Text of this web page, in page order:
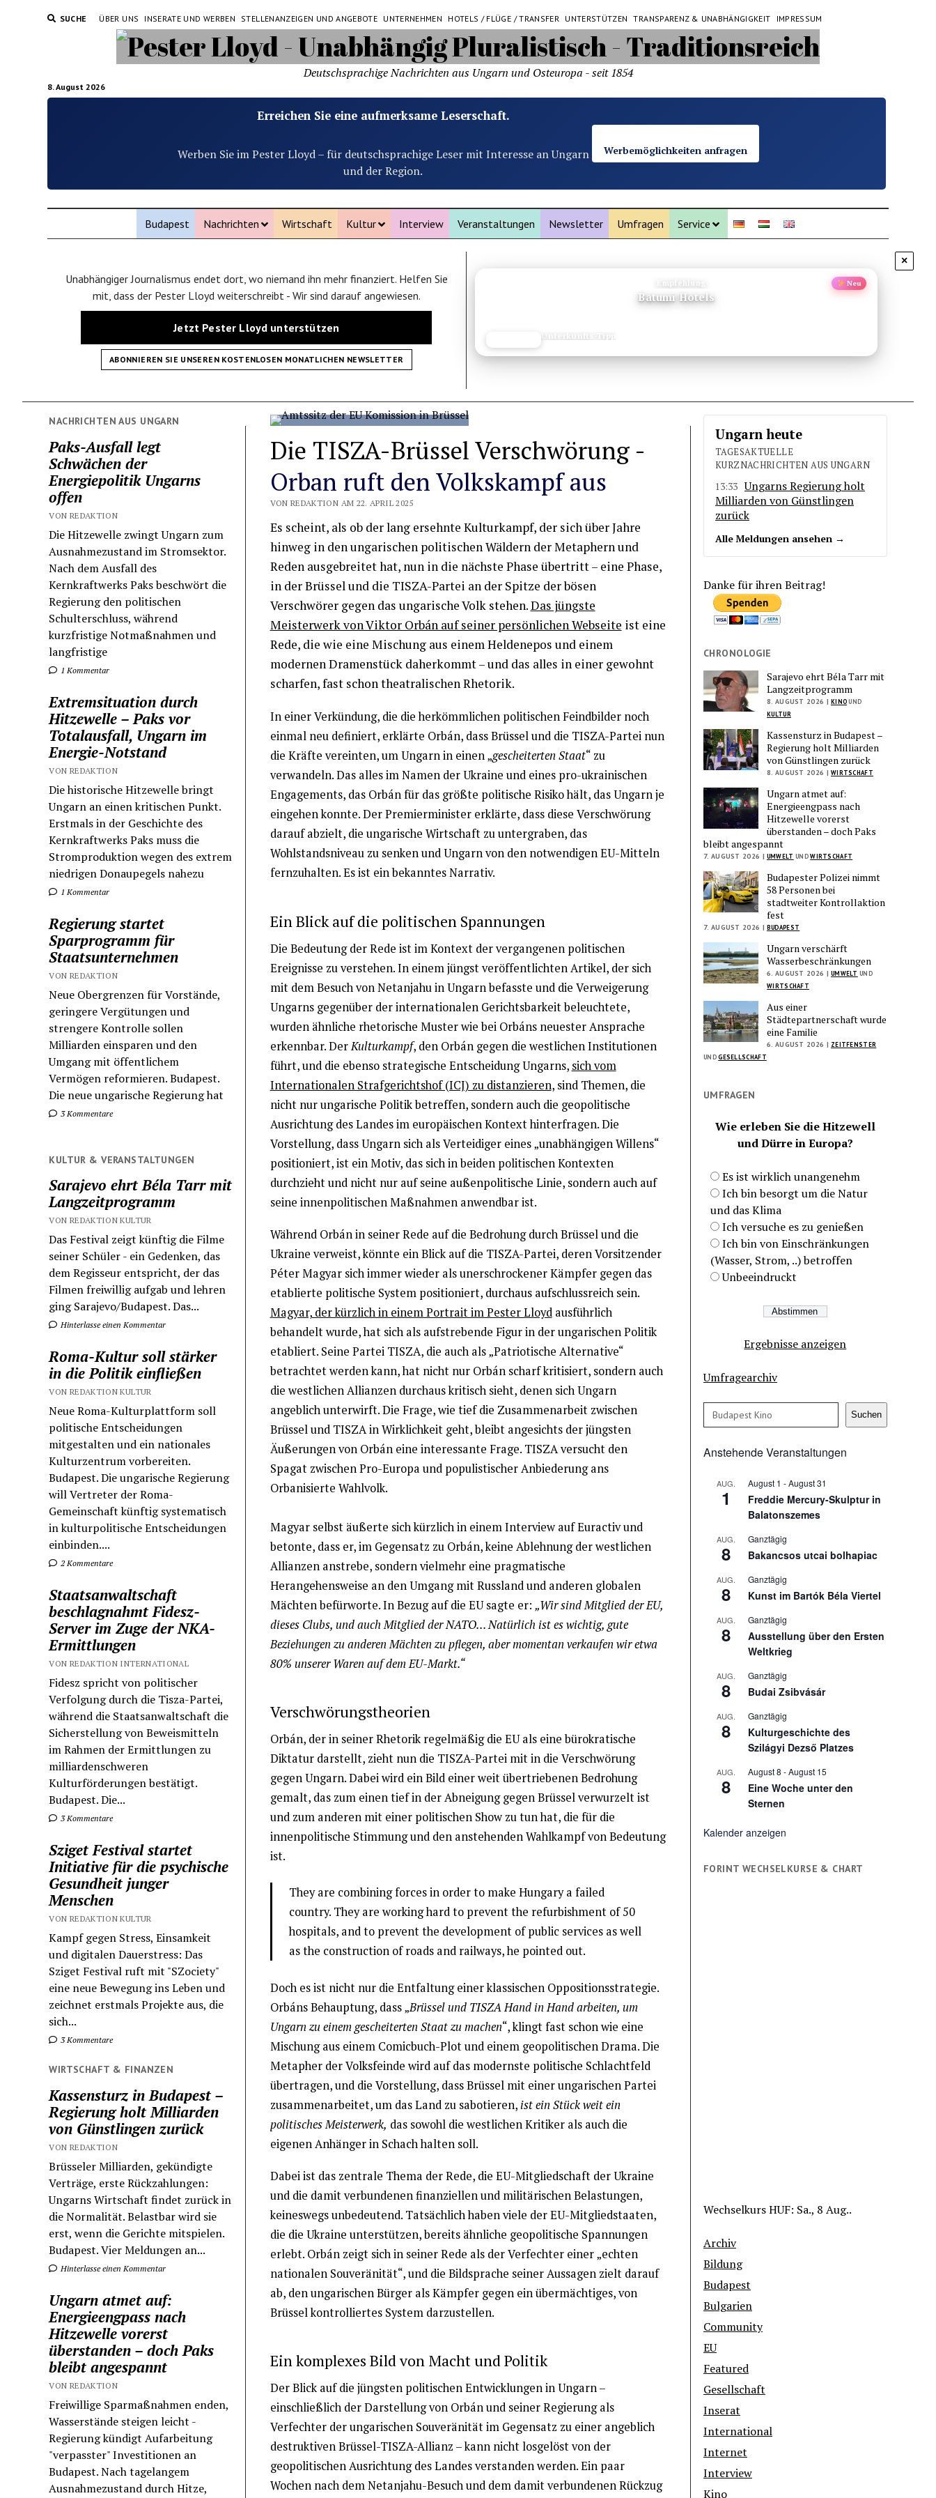
SUCHE ÜBER UNS INSERATE UND WERBEN STELLENANZEIGEN UND ANGEBOTE UNTERNEHMEN HOTELS / FLÜGE / TRANSFER UNTERSTÜTZEN TRANSPARENZ & UNABHÄNGIGKEIT IMPRESSUM
8. August 2026
Deutschsprachige Nachrichten aus Ungarn und Osteuropa - seit 1854
Erreichen Sie eine aufmerksame Leserschaft.
Werben Sie im Pester Lloyd – für deutschsprachige Leser mit Interesse an Ungarn
und der Region.
Werbemöglichkeiten anfragen
Budapest Nachrichten Wirtschaft Kultur Interview Veranstaltungen Newsletter Umfragen Service
×
Unabhängiger Journalismus endet dort, wo niemand ihn mehr finanziert. Helfen Sie
mit, dass der Pester Lloyd weiterschreibt - Wir sind darauf angewiesen.
Jetzt Pester Lloyd unterstützen
ABONNIEREN SIE UNSEREN KOSTENLOSEN MONATLICHEN NEWSLETTER
Empfehlung Neu
Leichte Wanderschuhe Herren
Ausrüstungs-Test
NACHRICHTEN AUS UNGARN
Paks-Ausfall legt
Schwächen der
Energiepolitik Ungarns
offen
VON REDAKTION
Die Hitzewelle zwingt Ungarn zum
Ausnahmezustand im Stromsektor.
Nach dem Ausfall des
Kernkraftwerks Paks beschwört die
Regierung den politischen
Schulterschluss, während
kurzfristige Notmaßnahmen und
langfristige
1 Kommentar
Extremsituation durch
Hitzewelle – Paks vor
Totalausfall, Ungarn im
Energie-Notstand
VON REDAKTION
Die historische Hitzewelle bringt
Ungarn an einen kritischen Punkt.
Erstmals in der Geschichte des
Kernkraftwerks Paks muss die
Stromproduktion wegen des extrem
niedrigen Donaupegels nahezu
1 Kommentar
Regierung startet
Sparprogramm für
Staatsunternehmen
VON REDAKTION
Neue Obergrenzen für Vorstände,
geringere Vergütungen und
strengere Kontrolle sollen
Milliarden einsparen und den
Umgang mit öffentlichem
Vermögen reformieren. Budapest.
Die neue ungarische Regierung hat
3 Kommentare
KULTUR & VERANSTALTUNGEN
Sarajevo ehrt Béla Tarr mit
Langzeitprogramm
VON REDAKTION KULTUR
Das Festival zeigt künftig die Filme
seiner Schüler - ein Gedenken, das
dem Regisseur entspricht, der das
Filmen freiwillig aufgab und lehren
ging Sarajevo/Budapest. Das...
Hinterlasse einen Kommentar
Roma-Kultur soll stärker
in die Politik einfließen
VON REDAKTION KULTUR
Neue Roma-Kulturplattform soll
politische Entscheidungen
mitgestalten und ein nationales
Kulturzentrum vorbereiten.
Budapest. Die ungarische Regierung
will Vertreter der Roma-
Gemeinschaft künftig systematisch
in kulturpolitische Entscheidungen
einbinden....
2 Kommentare
Staatsanwaltschaft
beschlagnahmt Fidesz-
Server im Zuge der NKA-
Ermittlungen
VON REDAKTION INTERNATIONAL
Fidesz spricht von politischer
Verfolgung durch die Tisza-Partei,
während die Staatsanwaltschaft die
Sicherstellung von Beweismitteln
im Rahmen der Ermittlungen zu
milliardenschweren
Kulturförderungen bestätigt.
Budapest. Die...
3 Kommentare
Sziget Festival startet
Initiative für die psychische
Gesundheit junger
Menschen
VON REDAKTION KULTUR
Kampf gegen Stress, Einsamkeit
und digitalen Dauerstress: Das
Sziget Festival ruft mit "SZociety"
eine neue Bewegung ins Leben und
zeichnet erstmals Projekte aus, die
sich...
3 Kommentare
WIRTSCHAFT & FINANZEN
Kassensturz in Budapest –
Regierung holt Milliarden
von Günstlingen zurück
VON REDAKTION
Brüsseler Milliarden, gekündigte
Verträge, erste Rückzahlungen:
Ungarns Wirtschaft findet zurück in
die Normalität. Belastbar wird sie
erst, wenn die Gerichte mitspielen.
Budapest. Vier Meldungen an...
Hinterlasse einen Kommentar
Ungarn atmet auf:
Energieengpass nach
Hitzewelle vorerst
überstanden – doch Paks
bleibt angespannt
VON REDAKTION
Freiwillige Sparmaßnahmen enden,
Wasserstände steigen leicht -
Regierung kündigt Aufarbeitung
"verpasster" Investitionen an
Budapest. Nach tagelangem
Ausnahmezustand durch Hitze,
Die TISZA-Brüssel Verschwörung -
Orban ruft den Volkskampf aus
VON REDAKTION AM 22. APRIL 2025
Es scheint, als ob der lang ersehnte Kulturkampf, der sich über Jahre
hinweg in den ungarischen politischen Wäldern der Metaphern und
Reden ausgebreitet hat, nun in die nächste Phase übertritt – eine Phase,
in der Brüssel und die TISZA-Partei an der Spitze der bösen
Verschwörer gegen das ungarische Volk stehen.Das jüngste
Meisterwerk von Viktor Orbán auf seiner persönlichen Webseite ist eine
Rede, die wie eine Mischung aus einem Heldenepos und einem
modernen Dramenstück daherkommt – und das alles in einer gewohnt
scharfen, fast schon theatralischen Rhetorik.
In einer Verkündung, die die herkömmlichen politischen Feindbilder noch
einmal neu definiert, erklärte Orbán, dass Brüssel und die TISZA-Partei nun
die Kräfte vereinten, um Ungarn in einen „gescheiterten Staat“ zu
verwandeln. Das alles im Namen der Ukraine und eines pro-ukrainischen
Engagements, das Orbán für das größte politische Risiko hält, das Ungarn je
eingehen konnte. Der Premierminister erklärte, dass diese Verschwörung
darauf abzielt, die ungarische Wirtschaft zu untergraben, das
Wohlstandsniveau zu senken und Ungarn von den notwendigen EU-Mitteln
fernzuhalten. Es ist ein bekanntes Narrativ.
Ein Blick auf die politischen Spannungen
Die Bedeutung der Rede ist im Kontext der vergangenen politischen
Ereignisse zu verstehen. In einem jüngst veröffentlichten Artikel, der sich
mit dem Besuch von Netanjahu in Ungarn befasste und die Verweigerung
Ungarns gegenüber der internationalen Gerichtsbarkeit beleuchtete,
wurden ähnliche rhetorische Muster wie bei Orbáns neuester Ansprache
erkennbar. DerKulturkampf, den Orbán gegen die westlichen Institutionen
führt, und die ebenso strategische Entscheidung Ungarns, sich vom
Internationalen Strafgerichtshof (ICJ) zu distanzieren, sind Themen, die
nicht nur ungarische Politik betreffen, sondern auch die geopolitische
Ausrichtung des Landes im europäischen Kontext hinterfragen. Die
Vorstellung, dass Ungarn sich als Verteidiger eines „unabhängigen Willens“
positioniert, ist ein Motiv, das sich in beiden politischen Kontexten
durchzieht und nicht nur auf seine außenpolitische Linie, sondern auch auf
seine innenpolitischen Maßnahmen anwendbar ist.
Während Orbán in seiner Rede auf die Bedrohung durch Brüssel und die
Ukraine verweist, könnte ein Blick auf die TISZA-Partei, deren Vorsitzender
Péter Magyar sich immer wieder als unerschrockener Kämpfer gegen das
etablierte politische System positioniert, durchaus aufschlussreich sein.
Magyar, der kürzlich in einem Portrait im Pester Lloydausführlich
behandelt wurde, hat sich als aufstrebende Figur in der ungarischen Politik
etabliert. Seine Partei TISZA, die auch als „Patriotische Alternative“
betrachtet werden kann, hat nicht nur Orbán scharf kritisiert, sondern auch
die westlichen Allianzen durchaus kritisch sieht, denen sich Ungarn
angeblich unterwirft. Die Frage, wie tief die Zusammenarbeit zwischen
Brüssel und TISZA in Wirklichkeit geht, bleibt angesichts der jüngsten
Äußerungen von Orbán eine interessante Frage. TISZA versucht den
Spagat zwischen Pro-Europa und populistischer Anbiederung ans
Orbanisierte Wahlvolk.
Magyar selbst äußerte sich kürzlich in einem Interview auf Euractiv und
betonte, dass er, im Gegensatz zu Orbán, keine Ablehnung der westlichen
Allianzen anstrebe, sondern vielmehr eine pragmatische
Herangehensweise an den Umgang mit Russland und anderen globalen
Mächten befürworte. In Bezug auf die EU sagte er: „Wir sind Mitglied der EU,
dieses Clubs, und auch Mitglied der NATO… Natürlich ist es wichtig, gute
Beziehungen zu anderen Mächten zu pflegen, aber momentan verkaufen wir etwa
80% unserer Waren auf dem EU-Markt.“
Verschwörungstheorien
Orbán, der in seiner Rhetorik regelmäßig die EU als eine bürokratische
Diktatur darstellt, zieht nun die TISZA-Partei mit in die Verschwörung
gegen Ungarn. Dabei wird ein Bild einer weit übertriebenen Bedrohung
gemalt, das zum einen tief in der Abneigung gegen Brüssel verwurzelt ist
und zum anderen mit einer politischen Show zu tun hat, die für die
innenpolitische Stimmung und den anstehenden Wahlkampf von Bedeutung
ist.
They are combining forces in order to make Hungary a failed
country. They are working hard to prevent the refurbishment of 50
hospitals, and to prevent the development of public services as well
as the construction of roads and railways, he pointed out.
Doch es ist nicht nur die Entfaltung einer klassischen Oppositionsstrategie.
Orbáns Behauptung, dass „Brüssel und TISZA Hand in Hand arbeiten, um
Ungarn zu einem gescheiterten Staat zu machen“, klingt fast schon wie eine
Mischung aus einem Comicbuch-Plot und einem geopolitischen Drama. Die
Metapher der Volksfeinde wird auf das modernste politische Schlachtfeld
übertragen, und die Vorstellung, dass Brüssel mit einer ungarischen Partei
zusammenarbeitet, um das Land zu sabotieren, ist ein Stück weit ein
politisches Meisterwerk, das sowohl die westlichen Kritiker als auch die
eigenen Anhänger in Schach halten soll.
Dabei ist das zentrale Thema der Rede, die EU-Mitgliedschaft der Ukraine
und die damit verbundenen finanziellen und militärischen Belastungen,
keineswegs unbedeutend. Tatsächlich haben viele der EU-Mitgliedstaaten,
die die Ukraine unterstützen, bereits ähnliche geopolitische Spannungen
erlebt. Orbán zeigt sich in seiner Rede als der Verfechter einer „echten
nationalen Souveränität“, und die Bildsprache seiner Aussagen zielt darauf
ab, den ungarischen Bürger als Kämpfer gegen ein übermächtiges, von
Brüssel kontrolliertes System darzustellen.
Ein komplexes Bild von Macht und Politik
Der Blick auf die jüngsten politischen Entwicklungen in Ungarn –
einschließlich der Darstellung von Orbán und seiner Regierung als
Verfechter der ungarischen Souveränität im Gegensatz zu einer angeblich
destruktiven Brüssel-TISZA-Allianz – kann nicht losgelöst von der
geopolitischen Ausrichtung des Landes verstanden werden. Ein paar
Wochen nach dem Netanjahu-Besuch und dem damit verbundenen Rückzug
Ungarn heute
TAGESAKTUELLE
KURZNACHRICHTEN AUS UNGARN
13:33 Ungarns Regierung holt
Milliarden von Günstlingen
zurück
Alle Meldungen ansehen →
Danke für ihren Beitrag!
CHRONOLOGIE
Sarajevo ehrt Béla Tarr mit
Langzeitprogramm
8. AUGUST 2026 | KINOUND
KULTUR
Kassensturz in Budapest –
Regierung holt Milliarden
von Günstlingen zurück
8. AUGUST 2026 | WIRTSCHAFT
Ungarn atmet auf:
Energieengpass nach
Hitzewelle vorerst
überstanden – doch Paks
bleibt angespannt
7. AUGUST 2026 | UMWELT UNDWIRTSCHAFT
Budapester Polizei nimmt
58 Personen bei
stadtweiter Kontrollaktion
fest
7. AUGUST 2026 | BUDAPEST
Ungarn verschärft
Wasserbeschränkungen
6. AUGUST 2026 | UMWELT UND
WIRTSCHAFT
Aus einer
Städtepartnerschaft wurde
eine Familie
6. AUGUST 2026 | ZEITFENSTER
UNDGESELLSCHAFT
UMFRAGEN
Wie erleben Sie die Hitzewell
und Dürre in Europa?
Es ist wirklich unangenehm
Ich bin besorgt um die Natur
und das Klima
Ich versuche es zu genießen
Ich bin von Einschränkungen
(Wasser, Strom, ..) betroffen
Unbeeindruckt
Ergebnisse anzeigen
Umfragearchiv
Suchen Suchen
Anstehende Veranstaltungen
AUG.
1
August 1 -August 31
Freddie Mercury-Skulptur in
Balatonszemes
AUG.
8
Ganztägig
Bakancsos utcai bolhapiac
AUG.
8
Ganztägig
Kunst im Bartók Béla Viertel
AUG.
8
Ganztägig
Ausstellung über den Ersten
Weltkrieg
AUG.
8
Ganztägig
Budai Zsibvásár
AUG.
8
Ganztägig
Kulturgeschichte des
Szilágyi Dezső Platzes
AUG.
8
August 8 -August 15
Eine Woche unter den
Sternen
Kalender anzeigen
FORINT WECHSELKURSE & CHART
WechselkursHUF: Sa., 8 Aug..
Archiv
Bildung
Budapest
Bulgarien
Community
EU
Featured
Gesellschaft
Inserat
International
Internet
Interview
Kino